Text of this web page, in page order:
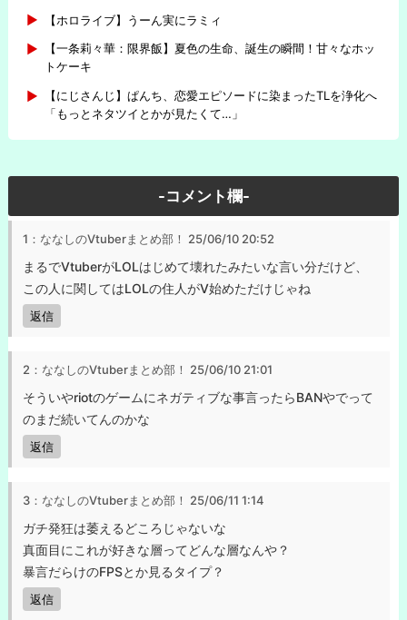
【ホロライブ】うーん実にラミィ
【一条莉々華：限界飯】夏色の生命、誕生の瞬間！甘々なホッ
トケーキ
【にじさんじ】ぱんち、恋愛エピソードに染まったTLを浄化へ
「もっとネタツイとかが見たくて…」
-コメント欄-
1：ななしのVtuberまとめ部！ 25/06/10 20:52
まるでVtuberがLOLはじめて壊れたみたいな言い分だけど、
この人に関してはLOLの住人がV始めただけじゃね
返信
2：ななしのVtuberまとめ部！ 25/06/10 21:01
そういやriotのゲームにネガティブな事言ったらBANやでって
のまだ続いてんのかな
返信
3：ななしのVtuberまとめ部！ 25/06/11 1:14
ガチ発狂は萎えるどころじゃないな
真面目にこれが好きな層ってどんな層なんや？
暴言だらけのFPSとか見るタイプ？
返信